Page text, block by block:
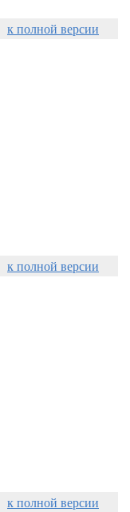
к полной версии
к полной версии
к полной версии